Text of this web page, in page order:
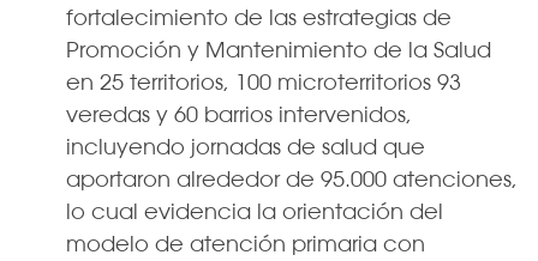
fortalecimiento de las estrategias de
Promoción y Mantenimiento de la Salud
en 25 territorios, 100 microterritorios 93
veredas y 60 barrios intervenidos,
incluyendo jornadas de salud que
aportaron alrededor de 95.000 atenciones,
lo cual evidencia la orientación del
modelo de atención primaria con